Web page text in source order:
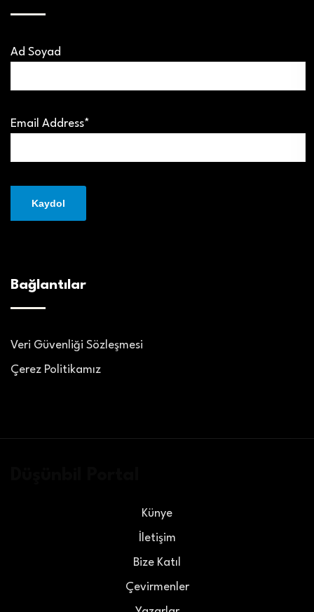
Ad Soyad
Email Address*
Bağlantılar
Veri Güvenliği Sözleşmesi
Çerez Politikamız
Künye
İletişim
Bize Katıl
Çevirmenler